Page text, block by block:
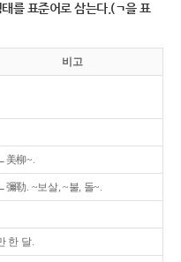
를 표준어로 삼는다.(ㄱ을 표
비고
美柳~.
彌勒. ~보살, ~불, 돌~.
한 달.